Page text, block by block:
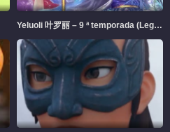
Yeluoli 叶罗丽 – 9 ª temporada (Legendado)